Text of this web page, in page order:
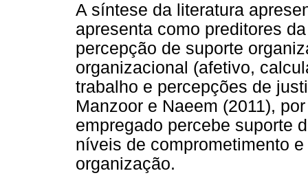
A síntese da literatura
apresenta como preditores
percepção de suporte
organizacional (afetivo,
trabalho e percepções de
Manzoor e Naeem (2011),
empregado percebe suporte
níveis de comprometimento
organização.